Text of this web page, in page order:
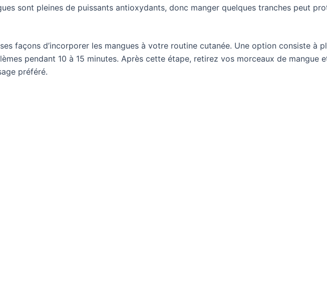
sont pleines de puissants antioxydants, donc manger quelques tranches peut
façons d’incorporer les mangues à votre routine cutanée. Une option consiste à
pendant 10 à 15 minutes. Après cette étape, retirez vos morceaux de
préféré.